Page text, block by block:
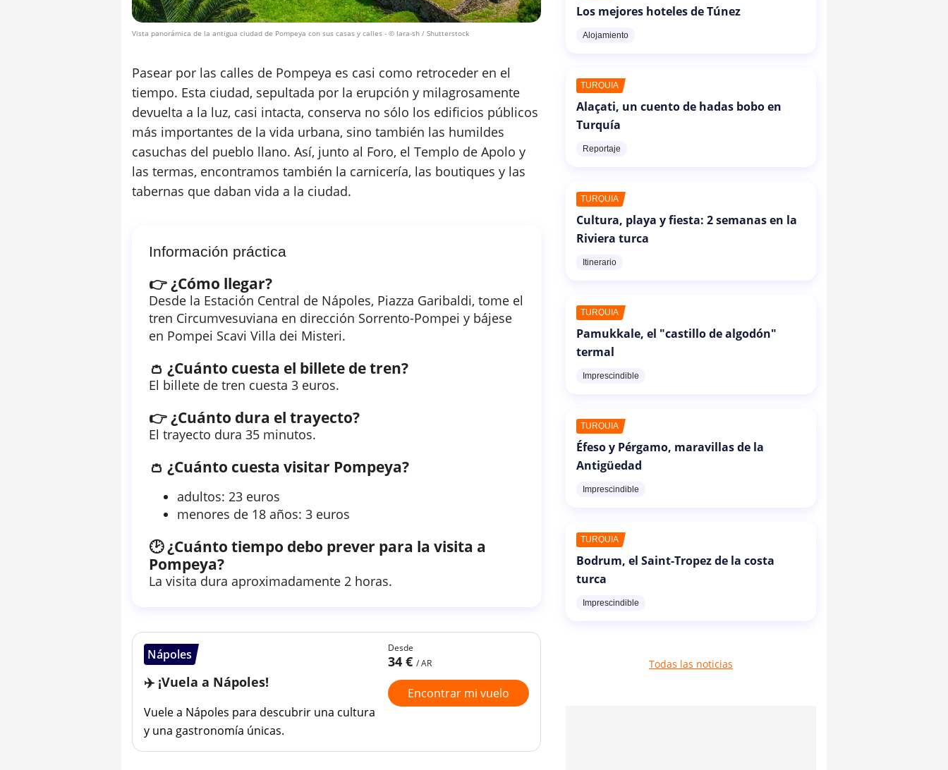
Vista panorámica de la antigua ciudad de Pompeya con sus casas y calles - © lara-sh / Shutterstock
Pasear por las calles de Pompeya es casi como retroceder en el
tiempo. Esta ciudad, sepultada por la erupción y milagrosamente
devuelta a la luz, casi intacta, conserva no sólo los edificios públicos
más importantes de la vida urbana, sino también las humildes
casuchas del pueblo llano. Así, junto al Foro, el Templo de Apolo y
las termas, encontramos también la carnicería, las boutiques y las
tabernas que daban vida a la ciudad.
Información práctica
👉 ¿Cómo llegar?
Desde la Estación Central de Nápoles, Piazza Garibaldi, tome el
tren Circumvesuviana en dirección Sorrento-Pompei y bájese
en Pompei Scavi Villa dei Misteri.
👛 ¿Cuánto cuesta el billete de tren?
El billete de tren cuesta 3 euros.
👉 ¿Cuánto dura el trayecto?
El trayecto dura 35 minutos.
👛 ¿Cuánto cuesta visitar Pompeya?
adultos: 23 euros
menores de 18 años: 3 euros
🕑 ¿Cuánto tiempo debo prever para la visita a
Pompeya?
La visita dura aproximadamente 2 horas.
Nápoles
✈️ ¡Vuela a Nápoles!
Vuele a Nápoles para descubrir una cultura
y una gastronomía únicas.
Desde
34 € / AR
Encontrar mi vuelo
Los mejores hoteles de Túnez
Alojamiento
TURQUÍA
Alaçati, un cuento de hadas bobo en
Turquía
Reportaje
TURQUÍA
Cultura, playa y fiesta: 2 semanas en la
Riviera turca
Itinerario
TURQUÍA
Pamukkale, el "castillo de algodón"
termal
Imprescindible
TURQUÍA
Éfeso y Pérgamo, maravillas de la
Antigüedad
Imprescindible
TURQUÍA
Bodrum, el Saint-Tropez de la costa
turca
Imprescindible
Todas las noticias